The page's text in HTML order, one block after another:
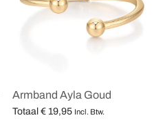
Armband Ayla Goud
Totaal € 19,95 Incl. Btw.